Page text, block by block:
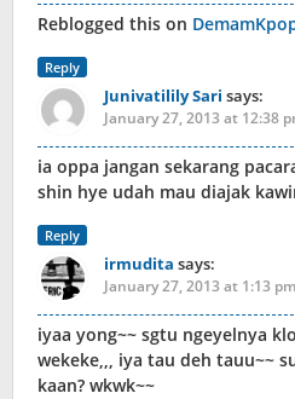
Reblogged this on
Reply
Junivatilily Sari says:
January 27, 2013 at 12:38
ia oppa jangan sekarang
shin hye udah mau diajak
Reply
irmudita says:
January 27, 2013 at 1:13 pm
iyaa yong~~ sgtu ngeyelnya
wekeke,,, iya tau deh tauu~~
kaan? wkwk~~